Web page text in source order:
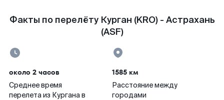
Факты по перелёту Курган (KRO) - Астрахань
(ASF)
около 2 часов
Среднее время
перелета из Кургана в
1585 км
Расстояние между
городами